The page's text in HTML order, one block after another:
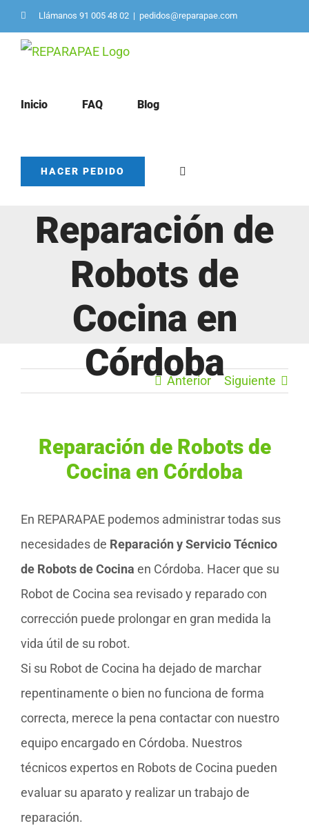
Saltar
al
Llámanos 91 005 48 02 | pedidos@reparapae.com
Inicio FAQ Blog
HACER PEDIDO
Servicio de
Reparación de
Robots de
Cocina en
Córdoba
Anterior Siguiente
Reparación de Robots de
Cocina en Córdoba
En REPARAPAE podemos administrar todas sus
necesidades de Reparación y Servicio Técnico
de Robots de Cocina en Córdoba. Hacer que su
Robot de Cocina sea revisado y reparado con
corrección puede prolongar en gran medida la
vida útil de su robot.
Si su Robot de Cocina ha dejado de marchar
repentinamente o bien no funciona de forma
correcta, merece la pena contactar con nuestro
equipo encargado en Córdoba. Nuestros
técnicos expertos en Robots de Cocina pueden
evaluar su aparato y realizar un trabajo de
reparación.